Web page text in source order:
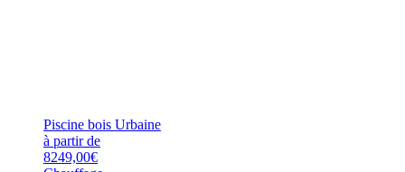
Piscine bois Urbaine
à partir de
8249,00€